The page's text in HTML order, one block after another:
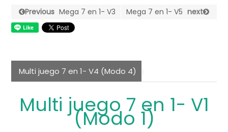
Previous Mega 7 en 1- V3 Mega 7 en 1- V5 next
Multi juego 7 en 1- V4 (Modo 4)
Multi juego 7 en 1- V1
(Modo 1)